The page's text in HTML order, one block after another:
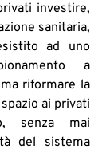
investire,
sanitaria,
ad uno
a
riformare la
ai privati
senza mai
del sistema